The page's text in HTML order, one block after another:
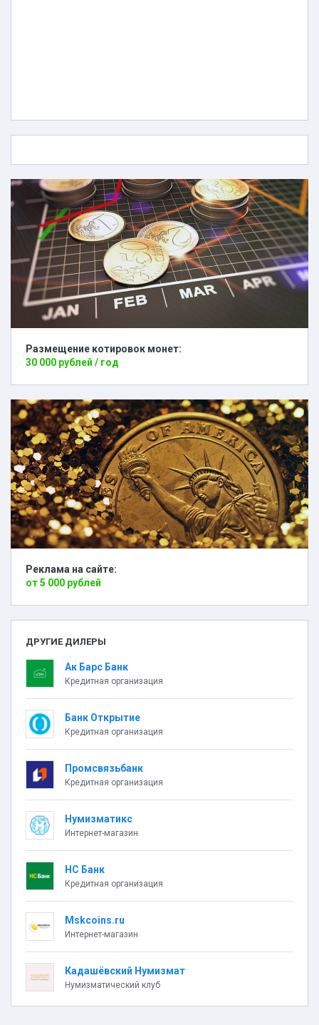
Размещение котировок монет:
30 000 рублей / год
Реклама на сайте:
от 5 000 рублей
ДРУГИЕ ДИЛЕРЫ
Ак Барс Банк
Кредитная организация
Банк Открытие
Кредитная организация
Промсвязьбанк
Кредитная организация
Нумизматикс
Интернет-магазин
НС Банк
Кредитная организация
Mskcoins.ru
Интернет-магазин
Кадашёвский Нумизмат
Нумизматический клуб